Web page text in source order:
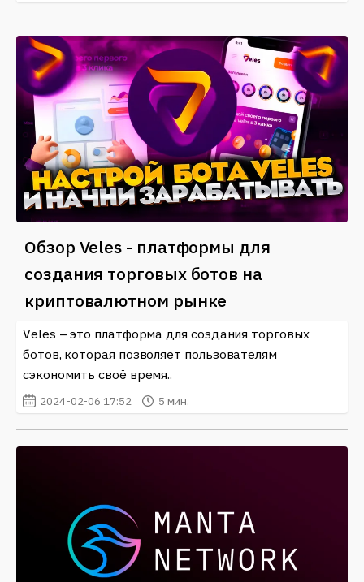
Обзор Veles - платформы для
создания торговых ботов на
криптовалютном рынке
Veles – это платформа для создания торговых
ботов, которая позволяет пользователям
сэкономить своё время..
2024-02-06 17:52 5 мин.